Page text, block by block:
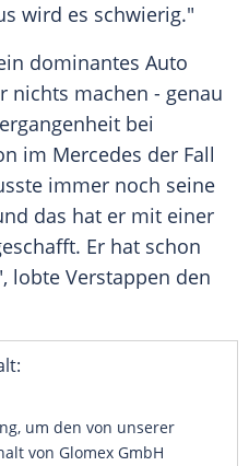
wird es schwierig."
dominantes Auto
nichts machen - genau
bei
im Mercedes der Fall
immer noch seine
das hat er mit einer
Er hat schon
lobte Verstappen den
um den von unserer
von Glomex GmbH